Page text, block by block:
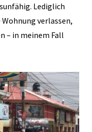
Lediglich
verlassen,
– in meinem Fall